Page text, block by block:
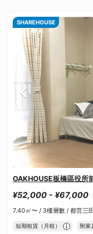
SHAREHOUSE
OAKHOUSE板橋區役所
¥52,000 - ¥67,000
7.40㎡〜 / 3樓層數 / 都営三
短期租賃（月租） 附家